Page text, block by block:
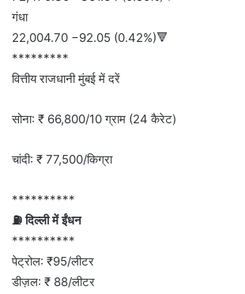
गंधा
22,004.70 −92.05 (0.42%)🔻
*********
वित्तीय राजधानी मुंबई में दरें
सोना: ₹ 66,800/10 ग्राम (24 कैरेट)
चांदी: ₹ 77,500/किग्रा
**********
⛽ दिल्ली में ईंधन
**********
पेट्रोल: ₹95/लीटर
डीज़ल: ₹ 88/लीटर